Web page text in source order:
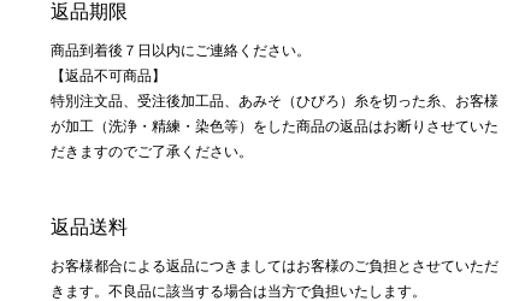
返品期限
商品到着後７日以内にご連絡ください。
【返品不可商品】
特別注文品、受注後加工品、あみそ（ひびろ）糸を切った糸、お客様
が加工（洗浄・精練・染色等）をした商品の返品はお断りさせていた
だきますのでご了承ください。
返品送料
お客様都合による返品につきましてはお客様のご負担とさせていただ
きます。不良品に該当する場合は当方で負担いたします。